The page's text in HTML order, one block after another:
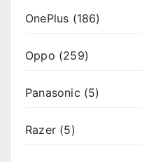
OnePlus (186)
Oppo (259)
Panasonic (5)
Razer (5)